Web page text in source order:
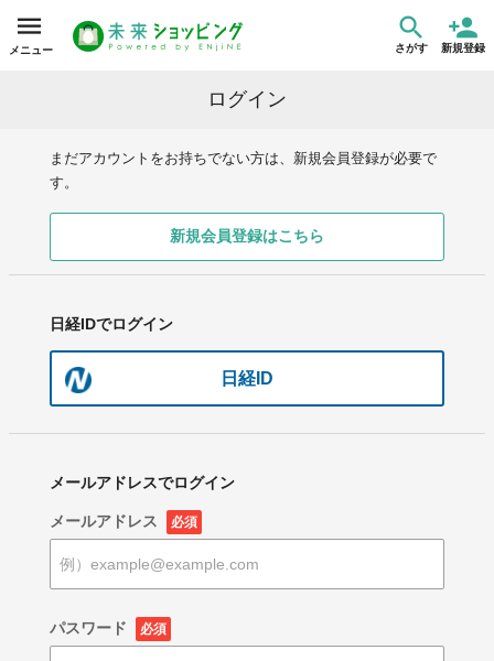
メニュー さがす 新規登録
ログイン
まだアカウントをお持ちでない方は、新規会員登録が必要で
す。
新規会員登録はこちら
日経IDでログイン
日経ID
メールアドレスでログイン
メールアドレス 必須
パスワード 必須